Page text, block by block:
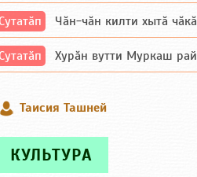
Чăн-чăн килти хытă
Хурăн вутти Муркаш
Таисия Ташней
КУЛЬТУРА